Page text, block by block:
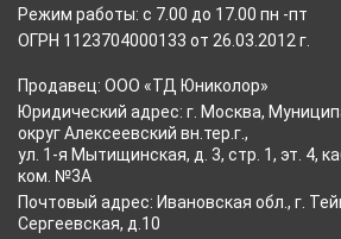
Режим работы: с 7.00 до 17.00 пн -пт
ОГРН 1123704000133 от 26.03.2012 г.
Продавец: ООО «ТД Юниколор»
Юридический адрес: г. Москва,
округ Алексеевский вн.тер.г.,
ул. 1-я Мытищинская, д. 3, стр. 1, эт. 4,
ком. №3А
Почтовый адрес: Ивановская обл., г.
Сергеевская, д.10